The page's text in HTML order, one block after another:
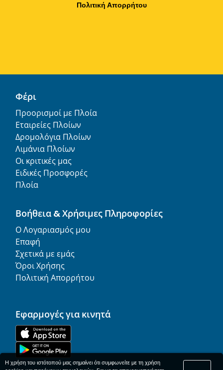
Πολιτική Απορρήτου
Φέρι
Προορισμοί με Πλοία
Εταιρείες Πλοίων
Δρομολόγια Πλοίων
Λιμάνια Πλοίων
Οι κριτικές μας
Ειδικές Προσφορές
Πλοία
Βοήθεια & Χρήσιμες Πληροφορίες
Ο Λογαριασμός μου
Επαφή
Σχετικά με εμάς
Όροι Χρήσης
Πολιτική Απορρήτου
Εφαρμογές για κινητά
Η χρήση του ιστότοπού μας σημαίνει ότι συμφωνείτε με τη χρήση